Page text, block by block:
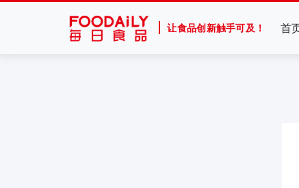
让食品创新触手可及！ 首